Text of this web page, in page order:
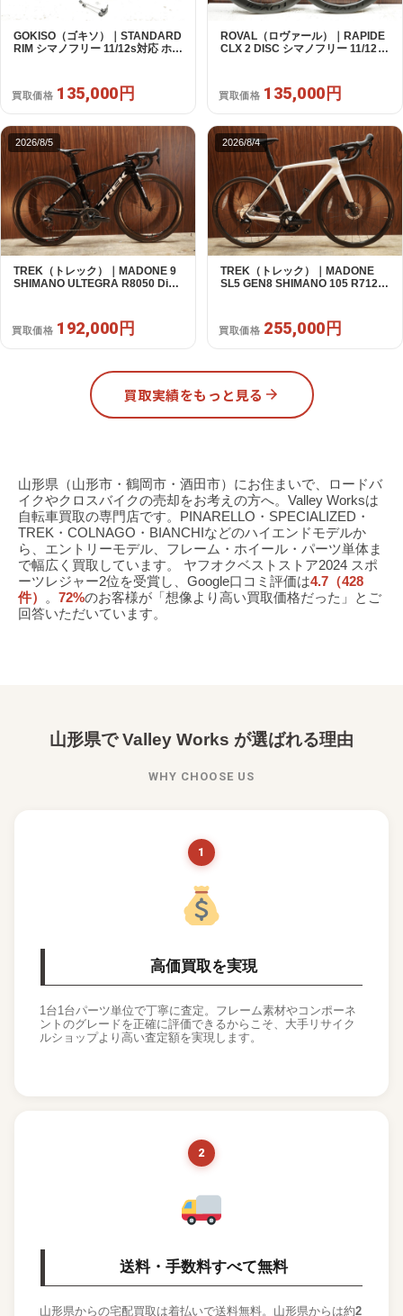
GOKISO（ゴキソ）｜STANDARD
RIM シマノフリー 11/12s対応 ホイ
買取価格 135,000円
ROVAL（ロヴァール）｜RAPIDE
CLX 2 DISC シマノフリー 11/12s
買取価格 135,000円
2026/8/5
TREK（トレック）｜MADONE 9
SHIMANO ULTEGRA R8050 Di2
買取価格 192,000円
2026/8/4
TREK（トレック）｜MADONE
SL5 GEN8 SHIMANO 105 R7120
買取価格 255,000円
買取実績をもっと見る
山形県（山形市・鶴岡市・酒田市）にお住まいで、ロードバ
イクやクロスバイクの売却をお考えの方へ。Valley Worksは
自転車買取の専門店です。PINARELLO・SPECIALIZED・
TREK・COLNAGO・BIANCHIなどのハイエンドモデルか
ら、エントリーモデル、フレーム・ホイール・パーツ単体ま
で幅広く買取しています。 ヤフオクベストストア2024 スポ
ーツレジャー2位を受賞し、Google口コミ評価は4.7（428
件）
。72%のお客様が「想像より高い買取価格だった」とご
回答いただいています。
山形県で Valley Works が選ばれる理由
WHY CHOOSE US
1
高価買取を実現
1台1台パーツ単位で丁寧に査定。フレーム素材やコンポーネ
ントのグレードを正確に評価できるからこそ、大手リサイク
ルショップより高い査定額を実現します。
2
送料・手数料すべて無料
山形県からの宅配買取は着払いで送料無料。山形県からは約2